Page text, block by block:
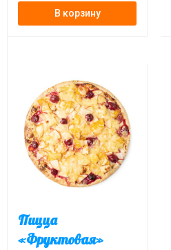
В корзину
Пицца
«Фруктовая»